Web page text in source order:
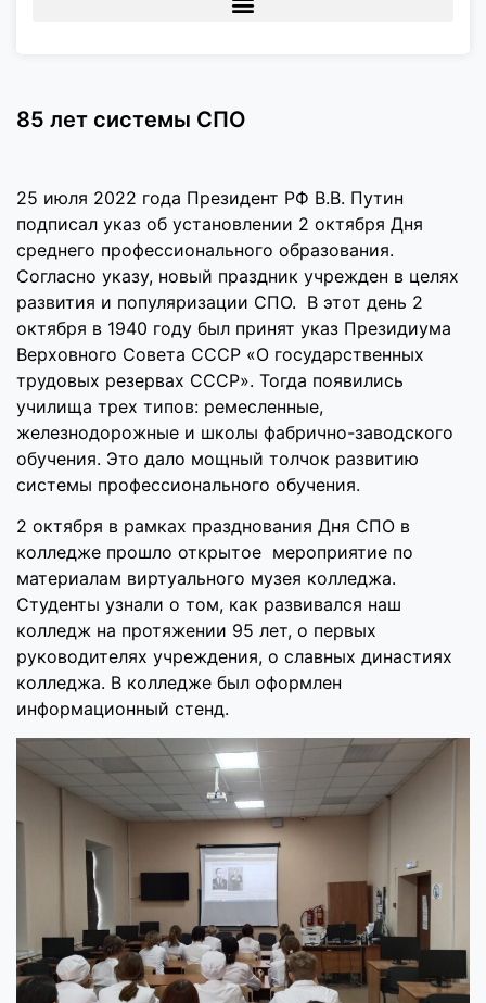
85 лет системы СПО
25 июля 2022 года Президент РФ В.В. Путин
подписал указ об установлении 2 октября Дня
среднего профессионального образования.
Согласно указу, новый праздник учрежден в целях
развития и популяризации СПО. В этот день 2
октября в 1940 году был принят указ Президиума
Верховного Совета СССР «О государственных
трудовых резервах СССР». Тогда появились
училища трех типов: ремесленные,
железнодорожные и школы фабрично-заводского
обучения. Это дало мощный толчок развитию
системы профессионального обучения.
2 октября в рамках празднования Дня СПО в
колледже прошло открытое мероприятие по
материалам виртуального музея колледжа.
Студенты узнали о том, как развивался наш
колледж на протяжении 95 лет, о первых
руководителях учреждения, о славных династиях
колледжа. В колледже был оформлен
информационный стенд.